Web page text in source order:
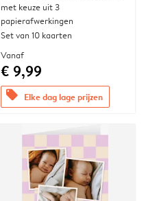
met keuze uit 3
papierafwerkingen
Set van 10 kaarten
Vanaf
€ 9,99
offers Elke dag lage prijzen